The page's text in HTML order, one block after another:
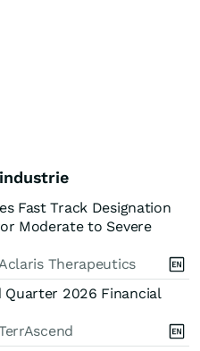
Fast Track Designation
Moderate to Severe
Therapeutics
Quarter 2026 Financial